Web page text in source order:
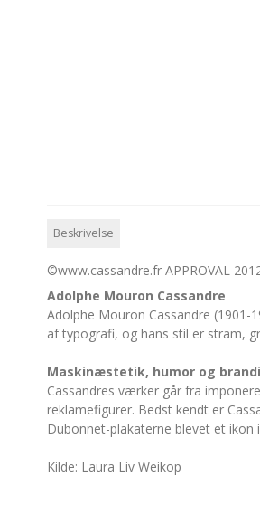
Beskrivelse
©www.cassandre.fr APPROVAL
Adolphe Mouron Cassandre
Adolphe Mouron Cassandre (1901-
af typografi, og hans stil er stram,
Maskinæstetik, humor og
Cassandres værker går fra
reklamefigurer. Bedst kendt er
Dubonnet-plakaterne blevet et ikon
Kilde: Laura Liv Weikop